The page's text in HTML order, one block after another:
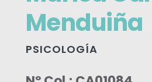
Menduiña
PSICOLOGÍA